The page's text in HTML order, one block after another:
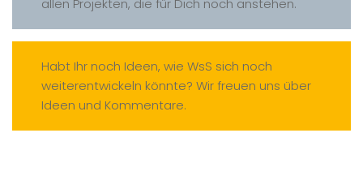
allen Projekten, die für Dich noch anstehen.
Habt Ihr noch Ideen, wie WsS sich noch
weiterentwickeln könnte? Wir freuen uns über
Ideen und Kommentare.